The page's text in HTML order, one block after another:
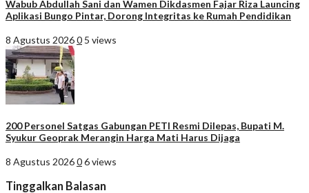
Wabub Abdullah Sani dan Wamen Dikdasmen Fajar Riza Launcing
Aplikasi Bungo Pintar, Dorong Integritas ke Rumah Pendidikan
8 Agustus 20260 5 views
200 Personel Satgas Gabungan PETI Resmi Dilepas, Bupati M.
Syukur Geoprak Merangin Harga Mati Harus Dijaga
8 Agustus 202606 views
Tinggalkan Balasan